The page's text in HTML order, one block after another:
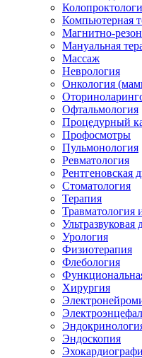
Компьютерная
Магнитно-
Мануальная
Массаж
Неврология
Онкология
Офтальмология
Процедурный
Профосмотры
Пульмонология
Ревматология
Рентгеновская
Стоматология
Терапия
Травматология
Ультразвуковая
Урология
Физиотерапия
Флебология
Хирургия
Эндоскопия